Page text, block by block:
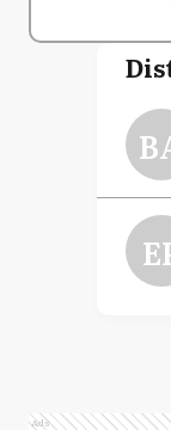
Ads